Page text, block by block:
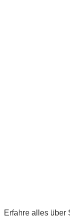
Erfahre alles über